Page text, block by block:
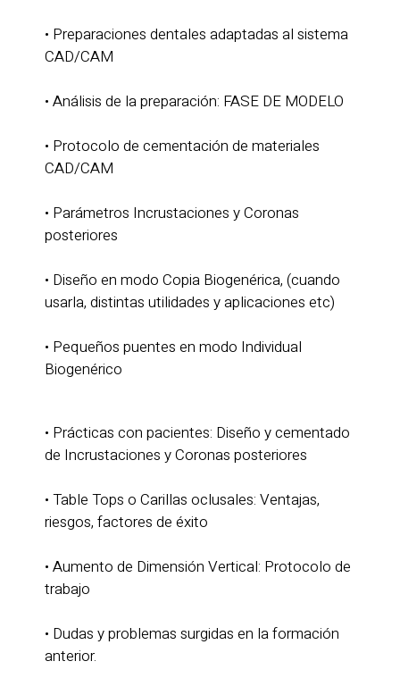
• Preparaciones dentales adaptadas al sistema
CAD/CAM
• Análisis de la preparación: FASE DE MODELO
• Protocolo de cementación de materiales
CAD/CAM
• Parámetros Incrustaciones y Coronas
posteriores
• Diseño en modo Copia Biogenérica, (cuando
usarla, distintas utilidades y aplicaciones etc)
• Pequeños puentes en modo Individual
Biogenérico
• Prácticas con pacientes: Diseño y cementado
de Incrustaciones y Coronas posteriores
• Table Tops o Carillas oclusales: Ventajas,
riesgos, factores de éxito
• Aumento de Dimensión Vertical: Protocolo de
trabajo
• Dudas y problemas surgidas en la formación
anterior.